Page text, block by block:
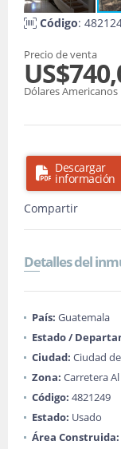
Código:
Precio de venta
Dólares Americanos
Descargar
información
Compartir
Detalles del
País: Guatemala
Estado /
Ciudad: Ciudad
Zona: Carretera
Código: 4821249
Estado: Usado
Área Construida: